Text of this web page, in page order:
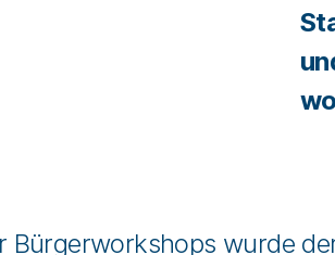
Bürgerworkshops wurde